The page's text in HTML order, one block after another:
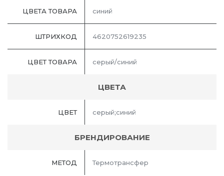
ЦВЕТА ТОВАРА синий
ШТРИХКОД 4620752619235
ЦВЕТ ТОВАРА серый/синий
ЦВЕТА
ЦВЕТ серый;синий
БРЕНДИРОВАНИЕ
МЕТОД Термотрансфер